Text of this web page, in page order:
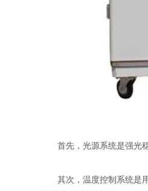
首先，光源系统是强光稳
其次，温度控制系统是用